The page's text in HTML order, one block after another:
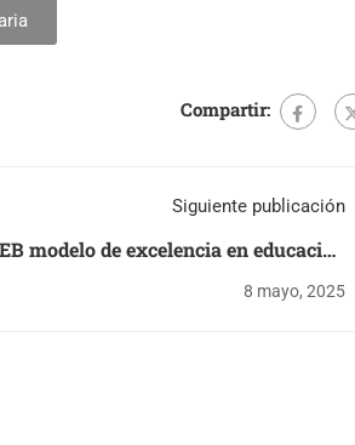
Compartir:
Siguiente publicación
modelo de excelencia en educación
media superior en México
8 mayo, 2025